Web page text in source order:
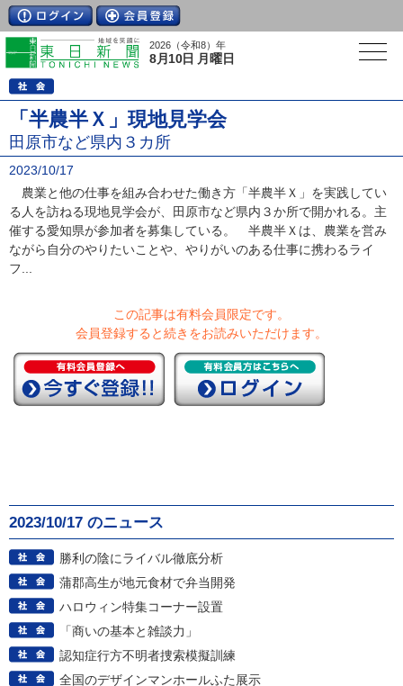
2026（令和8）年
8月10日 月曜日
「半農半Ｘ」現地見学会
田原市など県内３カ所
2023/10/17
農業と他の仕事を組み合わせた働き方「半農半Ｘ」を実践してい
る人を訪ねる現地見学会が、田原市など県内３か所で開かれる。主
催する愛知県が参加者を募集している。 半農半Ｘは、農業を営み
ながら自分のやりたいことや、やりがいのある仕事に携わるライ
フ...
この記事は有料会員限定です。
会員登録すると続きをお読みいただけます。
2023/10/17 のニュース
勝利の陰にライバル徹底分析
蒲郡高生が地元食材で弁当開発
ハロウィン特集コーナー設置
「商いの基本と雑談力」
認知症行方不明者捜索模擬訓練
全国のデザインマンホールふた展示